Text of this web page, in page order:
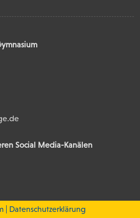
Social Media-Kanälen
Datenschutzerklärung